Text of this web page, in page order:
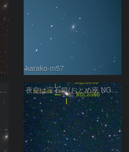
karako-m57
M84 M86 M87 M88 M89 M90 M91 マルカリアンの銀河鎖 おとめ座 かみのけ座 夜空は宝石箱(おとめ座 NGC5566) Seestar50